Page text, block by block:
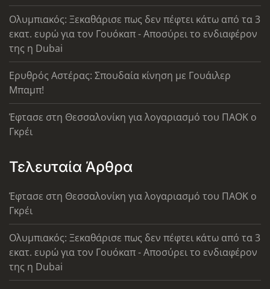
Ολυμπιακός: Ξεκαθάρισε πως δεν πέφτει κάτω από τα 3
εκατ. ευρώ για τον Γουόκαπ - Αποσύρει το ενδιαφέρον
της η Dubai
Ερυθρός Αστέρας: Σπουδαία κίνηση με Γουάιλερ
Μπαμπ!
Έφτασε στη Θεσσαλονίκη για λογαριασμό του ΠΑΟΚ ο
Γκρέι
Τελευταία Άρθρα
Έφτασε στη Θεσσαλονίκη για λογαριασμό του ΠΑΟΚ ο
Γκρέι
Ολυμπιακός: Ξεκαθάρισε πως δεν πέφτει κάτω από τα 3
εκατ. ευρώ για τον Γουόκαπ - Αποσύρει το ενδιαφέρον
της η Dubai